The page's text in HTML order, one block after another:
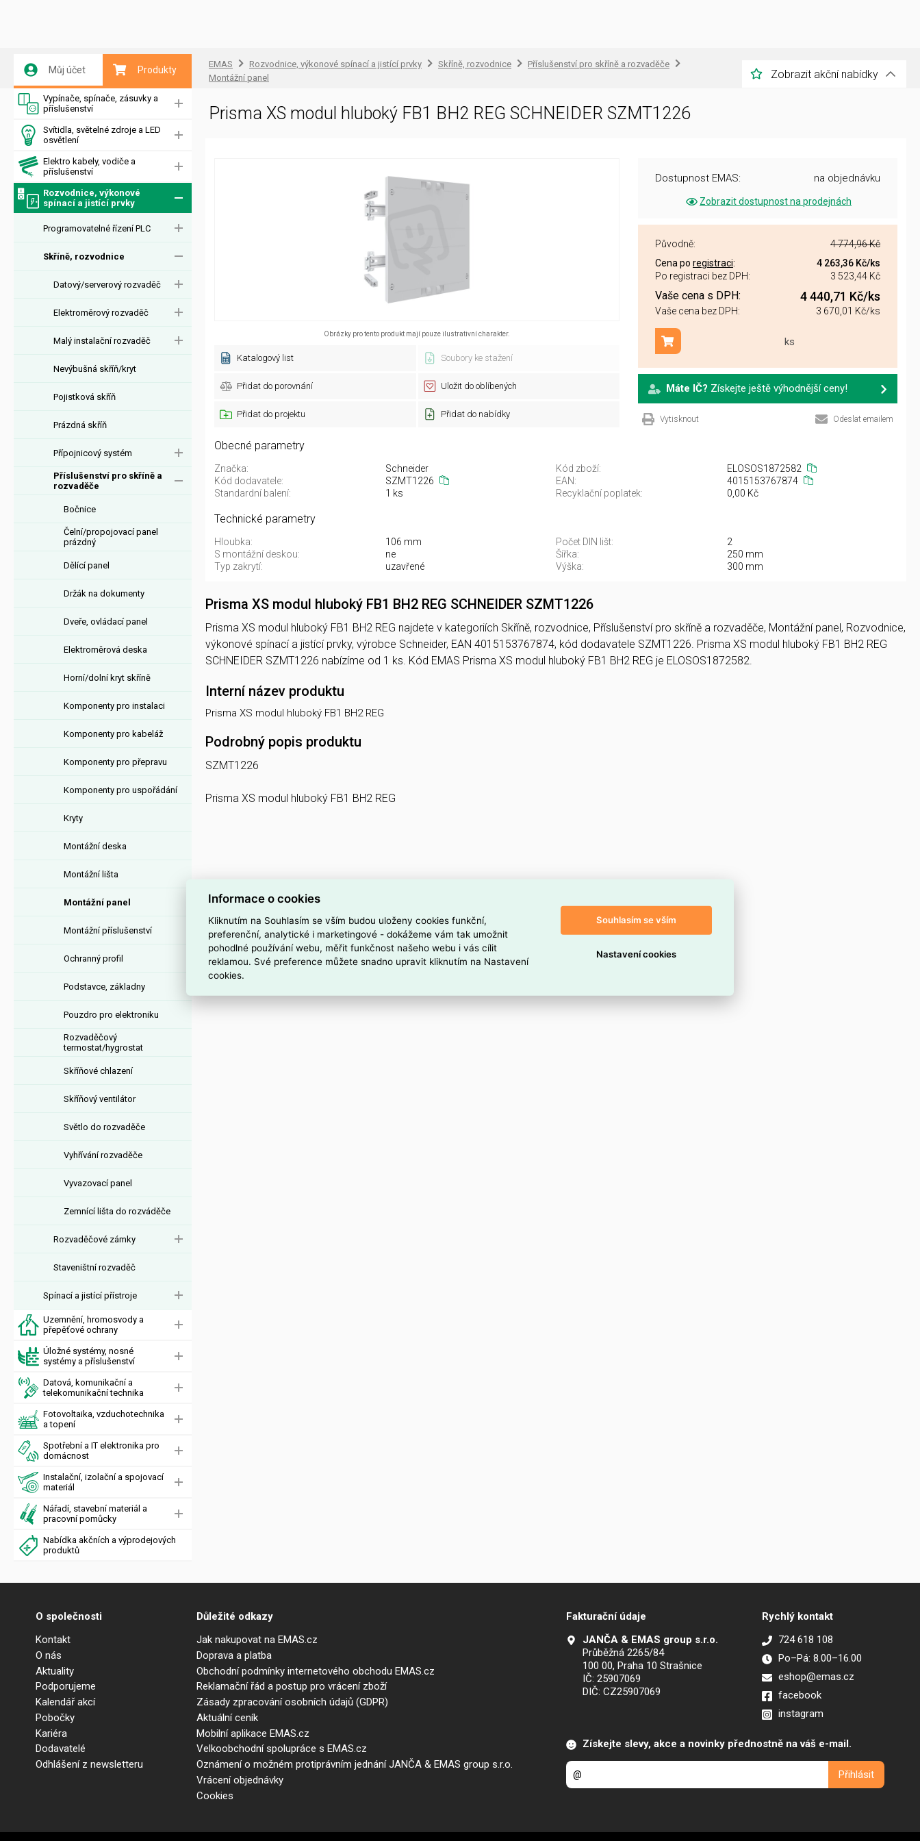
Můj účet Produkty
Vypínače, spínače, zásuvky a
příslušenství
Svítidla, světelné zdroje a LED
osvětlení
Elektro kabely, vodiče a
příslušenství
Rozvodnice, výkonové
spínací a jistící prvky
Programovatelné řízení PLC
Skříně, rozvodnice
Datový/serverový rozvaděč
Elektroměrový rozvaděč
Malý instalační rozvaděč
Nevýbušná skříň/kryt
Pojistková skříň
Prázdná skříň
Přípojnicový systém
Příslušenství pro skříně a
rozvaděče
Bočnice
Čelní/propojovací panel
prázdný
Dělící panel
Držák na dokumenty
Dveře, ovládací panel
Elektroměrová deska
Horní/dolní kryt skříně
Komponenty pro instalaci
Komponenty pro kabeláž
Komponenty pro přepravu
Komponenty pro uspořádání
Kryty
Montážní deska
Montážní lišta
Montážní panel
Montážní příslušenství
Ochranný profil
Podstavce, základny
Pouzdro pro elektroniku
Rozvaděčový
termostat/hygrostat
Skříňové chlazení
Skříňový ventilátor
Světlo do rozvaděče
Vyhřívání rozvaděče
Vyvazovací panel
Zemnící lišta do rozváděče
Rozvaděčové zámky
Staveništní rozvaděč
Spínací a jistící přístroje
Uzemnění, hromosvody a
přepěťové ochrany
Úložné systémy, nosné
systémy a příslušenství
Datová, komunikační a
telekomunikační technika
Fotovoltaika, vzduchotechnika
a topení
Spotřební a IT elektronika pro
domácnost
Instalační, izolační a spojovací
materiál
Nářadí, stavební materiál a
pracovní pomůcky
Nabídka akčních a výprodejových
produktů
EMAS Rozvodnice, výkonové spínací a jistící prvky Skříně, rozvodnice
Příslušenství pro skříně a rozvaděče
Montážní panel
Zobrazit akční nabídky
Prisma XS modul hluboký FB1 BH2 REG SCHNEIDER SZMT1226
Obrázky pro tento produkt mají pouze ilustrativní charakter.
Katalogový list Soubory ke stažení
Přidat do porovnání Uložit do oblíbených
Přidat do projektu Přidat do nabídky
Dostupnost EMAS: na objednávku
Zobrazit dostupnost na prodejnách
Původně:
4 774,96 Kč
Cena po registraci: 4 263,36 Kč/ks
Po registraci bez DPH:
3 523,44 Kč
Vaše cena s DPH: 4 440,71 Kč/ks
Vaše cena bez DPH: 3 670,01 Kč/ks
ks
Přidat do košíku
Máte IČ? Získejte ještě výhodnější ceny!
Vytisknout Odeslat emailem
Obecné parametry
Značka: Schneider Kód zboží:
ELOSOS1872582
Kód dodavatele:
SZMT1226 EAN:
4015153767874
Standardní balení:
1 ks Recyklační poplatek: 0,00 Kč
Technické parametry
Hloubka: 106 mm Počet DIN lišt:
2
S montážní deskou:
ne Šířka:
250 mm
Typ zakrytí:
uzavřené Výška: 300 mm
Prisma XS modul hluboký FB1 BH2 REG SCHNEIDER SZMT1226
Prisma XS modul hluboký FB1 BH2 REG najdete v kategoriích Skříně, rozvodnice, Příslušenství pro skříně a rozvaděče, Montážní panel, Rozvodnice,
výkonové spínací a jistící prvky, výrobce Schneider, EAN 4015153767874, kód dodavatele SZMT1226. Prisma XS modul hluboký FB1 BH2 REG
SCHNEIDER SZMT1226 nabízíme od 1 ks. Kód EMAS Prisma XS modul hluboký FB1 BH2 REG je ELOSOS1872582.
Interní název produktu
Prisma XS modul hluboký FB1 BH2 REG
Podrobný popis produktu
SZMT1226
Prisma XS modul hluboký FB1 BH2 REG
O společnosti
Kontakt
O nás
Aktuality
Podporujeme
Kalendář akcí
Pobočky
Kariéra
Dodavatelé
Odhlášení z newsletteru
Důležité odkazy
Jak nakupovat na EMAS.cz
Doprava a platba
Obchodní podmínky internetového obchodu EMAS.cz
Reklamační řád a postup pro vrácení zboží
Zásady zpracování osobních údajů (GDPR)
Aktuální ceník
Mobilní aplikace EMAS.cz
Velkoobchodní spolupráce s EMAS.cz
Oznámení o možném protiprávním jednání JANČA & EMAS group s.r.o.
Vrácení objednávky
Cookies
Fakturační údaje
JANČA & EMAS group s.r.o.
Průběžná 2265/84
100 00, Praha 10 Strašnice
IČ: 25907069
DIČ: CZ25907069
Rychlý kontakt
724 618 108
Po–Pá: 8.00–16.00
eshop@emas.cz
facebook
instagram
Získejte slevy, akce a novinky přednostně na váš e-mail.
Informace o cookies
Kliknutím na Souhlasím se vším budou uloženy cookies funkční,
preferenční, analytické i marketingové - dokážeme vám tak umožnit
pohodlné používání webu, měřit funkčnost našeho webu i vás cílit
reklamou. Své preference můžete snadno upravit kliknutím na Nastavení
cookies.
Souhlasím se vším
Nastavení cookies